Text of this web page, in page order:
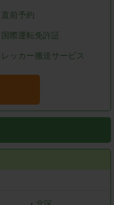
直前予約
国際運転免許証
レッカー搬送サービス